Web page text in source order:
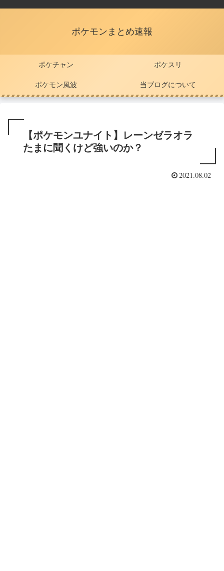
ポケモンまとめ速報
ポケチャン ポケスリ
ポケモン風波 当ブログについて
【ポケモンユナイト】レーンゼラオラ
たまに聞くけど強いのか？
2021.08.02